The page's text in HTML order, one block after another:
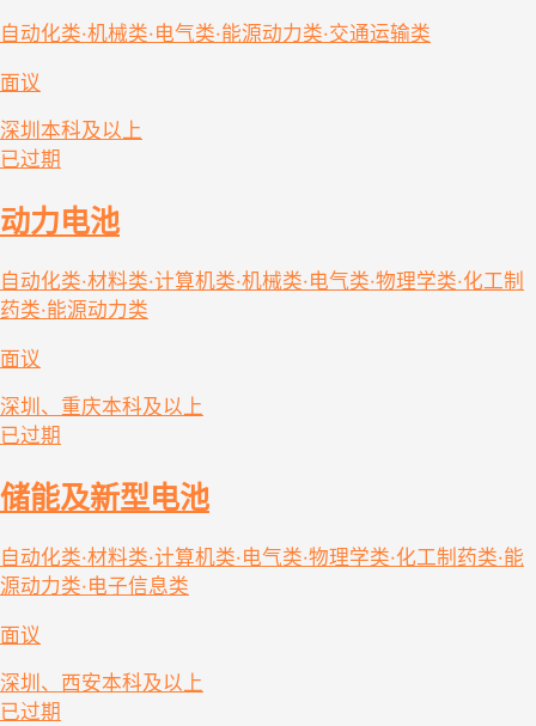
自动化类·机械类·电气类·能源动力类·交通运输类
面议
深圳 本科及以上
已过期
动力电池
自动化类·材料类·计算机类·机械类·电气类·物理学类·化工制
药类·能源动力类
面议
深圳、重庆本科及以上
已过期
储能及新型电池
自动化类·材料类·计算机类·电气类·物理学类·化工制药类·能
源动力类·电子信息类
面议
深圳、西安本科及以上
已过期